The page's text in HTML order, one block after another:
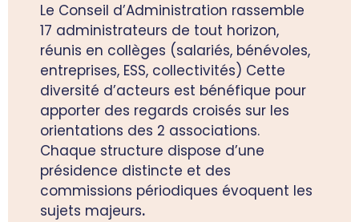
Le Conseil d’Administration rassemble
17 administrateurs de tout horizon,
réunis en collèges (salariés, bénévoles,
entreprises, ESS, collectivités) Cette
diversité d’acteurs est bénéfique pour
apporter des regards croisés sur les
orientations des 2 associations.
Chaque structure dispose d’une
présidence distincte et des
commissions périodiques évoquent les
sujets majeurs.